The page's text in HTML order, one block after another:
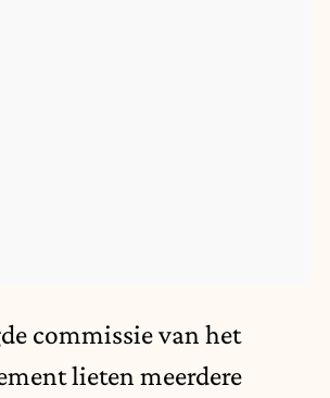
commissie van het
lieten meerdere